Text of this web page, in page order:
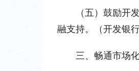
（五）鼓励开
融支持。（开发银行
三、畅通市场